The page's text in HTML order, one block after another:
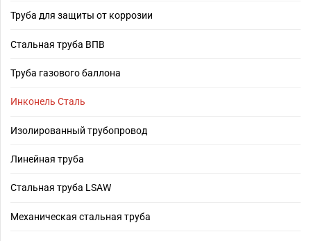
Труба для защиты от коррозии
Стальная труба ВПВ
Труба газового баллона
Инконель Сталь
Изолированный трубопровод
Линейная труба
Стальная труба LSAW
Механическая стальная труба